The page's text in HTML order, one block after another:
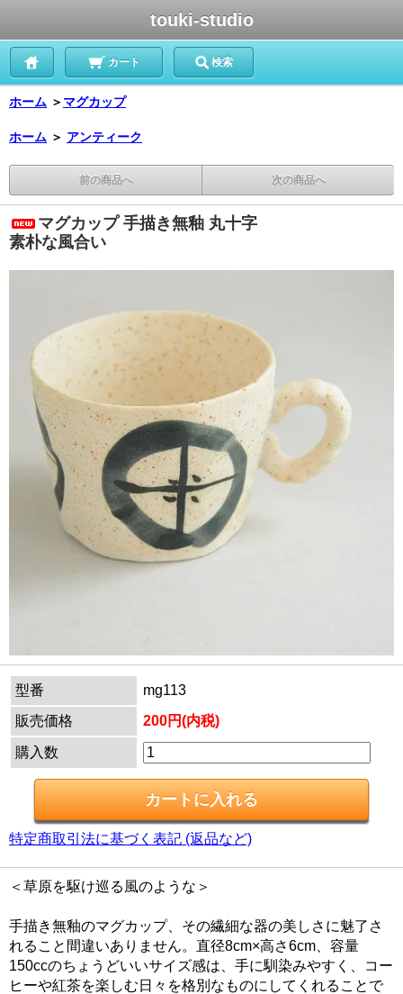
touki-studio
カート 検索
ホーム ＞ マグカップ
ホーム ＞ アンティーク
前の商品へ 次の商品へ
マグカップ 手描き無釉 丸十字
素朴な風合い
型番
mg113
販売価格
200円(内税)
購入数
特定商取引法に基づく表記 (返品など)
＜草原を駆け巡る風のような＞
手描き無釉のマグカップ、その繊細な器の美しさに魅了さ
れること間違いありません。直径8cm×高さ6cm、容量
150ccのちょうどいいサイズ感は、手に馴染みやすく、コー
ヒーや紅茶を楽しむ日々を格別なものにしてくれることで